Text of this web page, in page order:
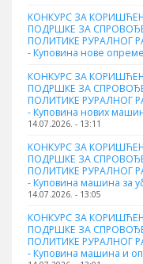
КОНКУРС ЗА
ПОДРШКЕ ЗА
ПОЛИТИКЕ РУРАЛНОГ
- Куповина нове
КОНКУРС ЗА
ПОДРШКЕ ЗА
ПОЛИТИКЕ РУРАЛНОГ
- Куповина нових
14.07.2026. - 13:11
КОНКУРС ЗА
ПОДРШКЕ ЗА
ПОЛИТИКЕ РУРАЛНОГ
- Куповинa машина за
14.07.2026. - 13:05
КОНКУРС ЗА
ПОДРШКЕ ЗА
ПОЛИТИКЕ РУРАЛНОГ
- Куповина машина и